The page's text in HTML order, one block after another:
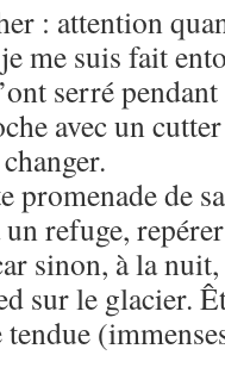
: attention
me suis fait
serré
avec un
promenade de
refuge,
sinon, à la
sur le glacier.